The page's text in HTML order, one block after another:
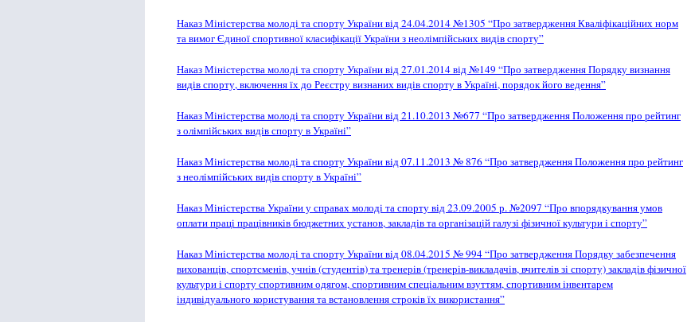
Наказ Міністерства молоді та спорту України від 24.04.2014 №1305 “Про затвердження Кваліфікаційних норм
та вимог Єдиної спортивної класифікації України з неолімпійських видів спорту”
Наказ Міністерства молоді та спорту України від 27.01.2014 від №149 “Про затвердження Порядку визнання
видів спорту, включення їх до Реєстру визнаних видів спорту в Україні, порядок його ведення”
Наказ Міністерства молоді та спорту України від 21.10.2013 №677 “Про затвердження Положення про рейтинг
з олімпійських видів спорту в Україні”
Наказ Міністерства молоді та спорту України від 07.11.2013 № 876 “Про затвердження Положення про рейтинг
з неолімпійських видів спорту в Україні”
Наказ Міністерства України у справах молоді та спорту від 23.09.2005 р. №2097 “Про впорядкування умов
оплати праці працівників бюджетних установ, закладів та організацій галузі фізичної культури і спорту”
Наказ Міністерства молоді та спорту України від 08.04.2015 № 994 “Про затвердження Порядку забезпечення
вихованців, спортсменів, учнів (студентів) та тренерів (тренерів-викладачів, вчителів зі спорту) закладів фізичної
культури і спорту спортивним одягом, спортивним спеціальним взуттям, спортивним інвентарем
індивідуального користування та встановлення строків їх використання”